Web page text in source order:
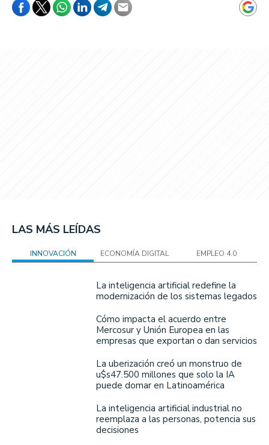
LAS MÁS LEÍDAS
INNOVACIÓN ECONOMÍA DIGITAL EMPLEO 4.0
La inteligencia artificial redefine la
modernización de los sistemas legados
Cómo impacta el acuerdo entre
Mercosur y Unión Europea en las
empresas que exportan o dan servicios
La uberización creó un monstruo de
u$s47.500 millones que solo la IA
puede domar en Latinoamérica
La inteligencia artificial industrial no
reemplaza a las personas, potencia sus
decisiones